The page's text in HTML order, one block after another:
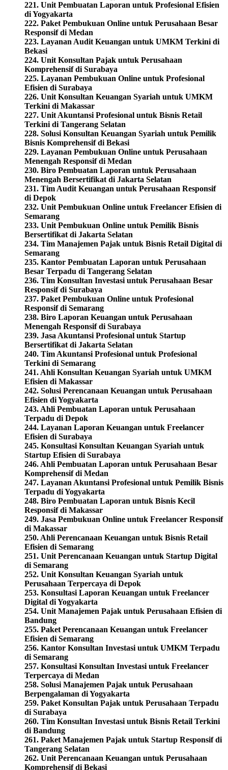
221. Unit Pembuatan Laporan untuk Profesional Efisien
di Yogyakarta
222. Paket Pembukuan Online untuk Perusahaan Besar
Responsif di Medan
223. Layanan Audit Keuangan untuk UMKM Terkini di
Bekasi
224. Unit Konsultan Pajak untuk Perusahaan
Komprehensif di Surabaya
225. Layanan Pembukuan Online untuk Profesional
Efisien di Surabaya
226. Unit Konsultan Keuangan Syariah untuk UMKM
Terkini di Makassar
227. Unit Akuntansi Profesional untuk Bisnis Retail
Terkini di Tangerang Selatan
228. Solusi Konsultan Keuangan Syariah untuk Pemilik
Bisnis Komprehensif di Bekasi
229. Layanan Pembukuan Online untuk Perusahaan
Menengah Responsif di Medan
230. Biro Pembuatan Laporan untuk Perusahaan
Menengah Bersertifikat di Jakarta Selatan
231. Tim Audit Keuangan untuk Perusahaan Responsif
di Depok
232. Unit Pembukuan Online untuk Freelancer Efisien di
Semarang
233. Unit Pembukuan Online untuk Pemilik Bisnis
Bersertifikat di Jakarta Selatan
234. Tim Manajemen Pajak untuk Bisnis Retail Digital di
Semarang
235. Kantor Pembuatan Laporan untuk Perusahaan
Besar Terpadu di Tangerang Selatan
236. Tim Konsultan Investasi untuk Perusahaan Besar
Responsif di Surabaya
237. Paket Pembukuan Online untuk Profesional
Responsif di Semarang
238. Biro Laporan Keuangan untuk Perusahaan
Menengah Responsif di Surabaya
239. Jasa Akuntansi Profesional untuk Startup
Bersertifikat di Jakarta Selatan
240. Tim Akuntansi Profesional untuk Profesional
Terkini di Semarang
241. Ahli Konsultan Keuangan Syariah untuk UMKM
Efisien di Makassar
242. Solusi Perencanaan Keuangan untuk Perusahaan
Efisien di Yogyakarta
243. Ahli Pembuatan Laporan untuk Perusahaan
Terpadu di Depok
244. Layanan Laporan Keuangan untuk Freelancer
Efisien di Surabaya
245. Konsultasi Konsultan Keuangan Syariah untuk
Startup Efisien di Surabaya
246. Ahli Pembuatan Laporan untuk Perusahaan Besar
Komprehensif di Medan
247. Layanan Akuntansi Profesional untuk Pemilik Bisnis
Terpadu di Yogyakarta
248. Biro Pembuatan Laporan untuk Bisnis Kecil
Responsif di Makassar
249. Jasa Pembukuan Online untuk Freelancer Responsif
di Makassar
250. Ahli Perencanaan Keuangan untuk Bisnis Retail
Efisien di Semarang
251. Unit Perencanaan Keuangan untuk Startup Digital
di Semarang
252. Unit Konsultan Keuangan Syariah untuk
Perusahaan Terpercaya di Depok
253. Konsultasi Laporan Keuangan untuk Freelancer
Digital di Yogyakarta
254. Unit Manajemen Pajak untuk Perusahaan Efisien di
Bandung
255. Paket Perencanaan Keuangan untuk Freelancer
Efisien di Semarang
256. Kantor Konsultan Investasi untuk UMKM Terpadu
di Semarang
257. Konsultasi Konsultan Investasi untuk Freelancer
Terpercaya di Medan
258. Solusi Manajemen Pajak untuk Perusahaan
Berpengalaman di Yogyakarta
259. Paket Konsultan Pajak untuk Perusahaan Terpadu
di Surabaya
260. Tim Konsultan Investasi untuk Bisnis Retail Terkini
di Bandung
261. Paket Manajemen Pajak untuk Startup Responsif di
Tangerang Selatan
262. Unit Perencanaan Keuangan untuk Perusahaan
Komprehensif di Bekasi